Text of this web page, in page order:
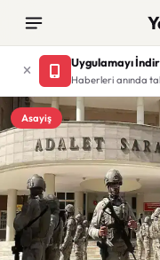
Uygulamayı İndir
Haberleri anında
Asayiş